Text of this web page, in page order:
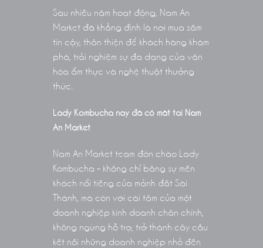
Sau nhiều năm hoạt động, Nam An
Market đã khẳng định là nơi mua sắm
tin cậy, thân thiện để khách hàng khám
phá, trải nghiệm sự đa dạng của văn
hóa ẩm thực và nghệ thuật thưởng
thức..
Lady Kombucha nay đã có mặt tại Nam
An Market
Nam An Market team đón chào Lady
Kombucha – không chỉ bằng sự mến
khách nổi tiếng của mảnh đất Sài
Thành, mà còn với cái tâm của một
doanh nghiệp kinh doanh chân chính,
không ngừng hỗ trợ, trở thành cây cầu
kết nối những doanh nghiệp nhỏ đến